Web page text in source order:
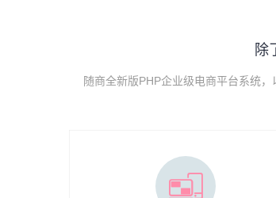
除
随商全新版PHP企业级电商平台系统